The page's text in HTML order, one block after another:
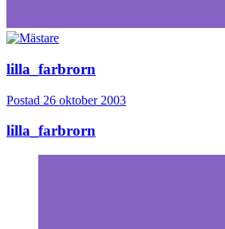
lilla_farbrorn
Postad 26 oktober 2003
lilla_farbrorn